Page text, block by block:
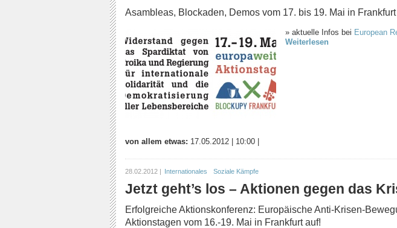
Asambleas, Blockaden, Demos vom 17. bis 19. Mai in
» aktuelle Infos bei European
Weiterlesen
von allem etwas: 17.05.2012 10:00
28.02.2012 | Internationales Soziale Kämpfe
Jetzt geht’s los – Aktionen gegen das
Erfolgreiche Aktionskonferenz: Europäische Anti-Krisen-
Aktionstagen vom 16.-19. Mai in Frankfurt auf!